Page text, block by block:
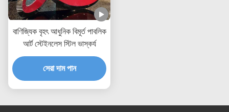
বাণিজ্যিক বৃহৎ আধুনিক বিমূর্ত পাবলিক
আর্ট স্টেইনলেস স্টিল ভাস্কর্য
সেরা দাম পান